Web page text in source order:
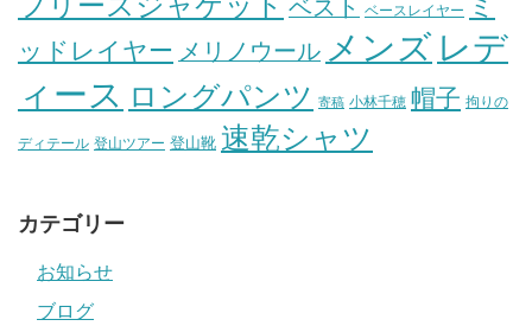
ベスト ベースレイヤー
ミ
ッドレイヤー メリノウール メンズ レデ
ィース ロングパンツ 寄稿 小林千穂 帽子 拘りの
ディテール 登山ツアー 登山靴 速乾シャツ
カテゴリー
お知らせ
ブログ